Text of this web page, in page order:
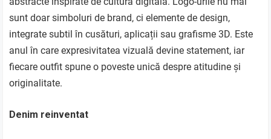
sunt doar simboluri de brand, ci elemente de design,
integrate subtil în cusături, aplicații sau grafisme 3D. Este
anul în care expresivitatea vizuală devine statement, iar
fiecare outfit spune o poveste unică despre atitudine și
originalitate.
Denim reinventat